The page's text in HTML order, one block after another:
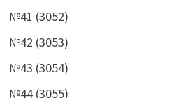
№41 (3052)
№42 (3053)
№43 (3054)
№44 (3055)